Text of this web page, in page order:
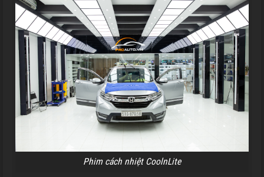
Phim cách nhiệt CoolnLite